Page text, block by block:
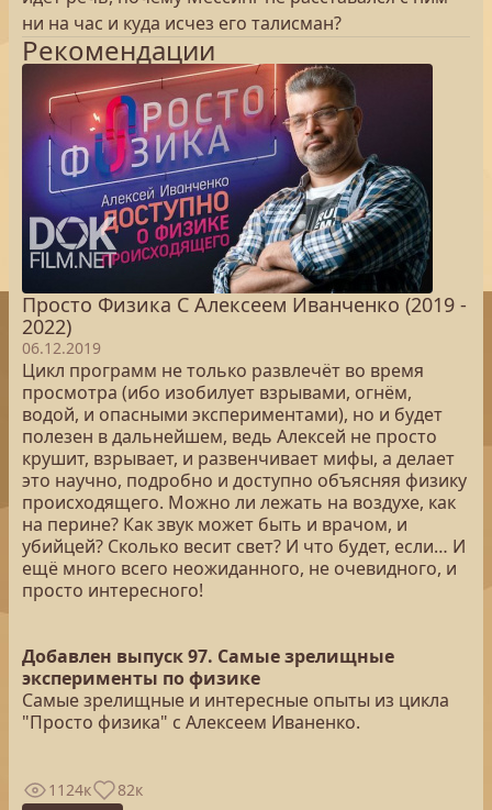
ни на час и куда исчез его талисман?
Рекомендации
Просто Физика С Алексеем Иванченко (2019 -
2022)
06.12.2019
Цикл программ не только развлечёт во время
просмотра (ибо изобилует взрывами, огнём,
водой, и опасными экспериментами), но и будет
полезен в дальнейшем, ведь Алексей не просто
крушит, взрывает, и развенчивает мифы, а делает
это научно, подробно и доступно объясняя физику
происходящего. Можно ли лежать на воздухе, как
на перине? Как звук может быть и врачом, и
убийцей? Сколько весит свет? И что будет, если… И
ещё много всего неожиданного, не очевидного, и
просто интересного!
Добавлен выпуск 97. Самые зрелищные
эксперименты по физике
Самые зрелищные и интересные опыты из цикла
"Просто физика" с Алексеем Иваненко.
1124к 82к